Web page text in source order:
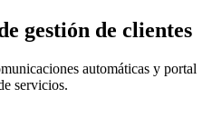
gestión de clientes
automáticas y portal
servicios.